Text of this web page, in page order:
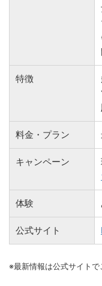
特徴
料金・プラン
キャンペーン
体験
公式サイト
※最新情報は公式サイトで